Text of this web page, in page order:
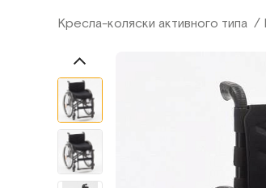
Кресла-коляски активного типа